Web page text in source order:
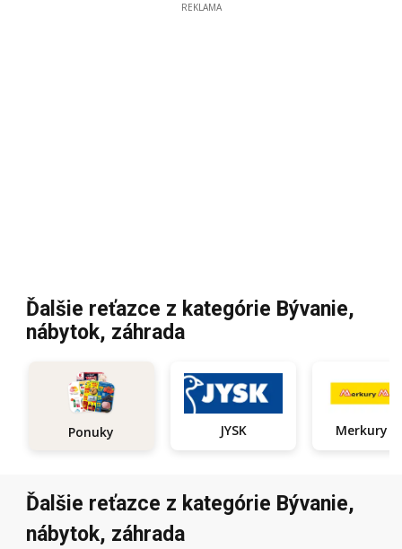
REKLAMA
Ďalšie reťazce z kategórie Bývanie,
nábytok, záhrada
Ponuky JYSK
Ďalšie reťazce z kategórie Bývanie,
nábytok, záhrada